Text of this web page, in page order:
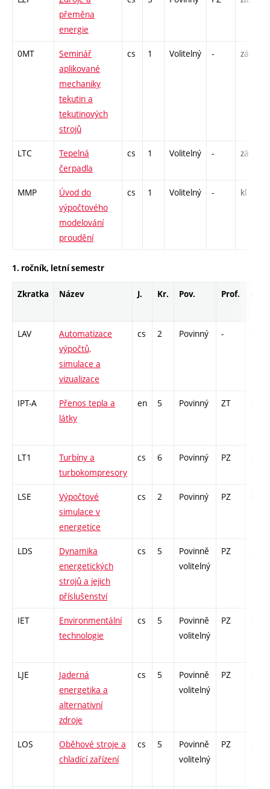
přeměna
energie
0MT
Seminář
aplikované
mechaniky
tekutin a
tekutinových
strojů
cs 1 Volitelný - zá
LTC
Tepelná
čerpadla
cs 1 Volitelný - zá
MMP
Úvod do
výpočtového
modelování
proudění
cs 1 Volitelný - kl
1. ročník, letní semestr
Zkratka Název J. Kr. Pov. Prof.
LAV
Automatizace
výpočtů,
simulace a
vizualizace
cs 2 Povinný -
IPT-A
Přenos tepla a
látky
en 5 Povinný ZT
LT1
Turbíny a
turbokompresory
cs 6 Povinný PZ
LSE
Výpočtové
simulace v
energetice
cs 2 Povinný PZ
LDS
Dynamika
energetických
strojů a jejich
příslušenství
cs 5
Povinně
volitelný
PZ
IET
Environmentální
technologie
cs 5
Povinně
volitelný
PZ
LJE
Jaderná
energetika a
alternativní
zdroje
cs 5
Povinně
volitelný
PZ
LOS
Oběhové stroje a
chladící zařízení
cs 5
Povinně
volitelný
PZ